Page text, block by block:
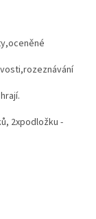
2xpodložku -